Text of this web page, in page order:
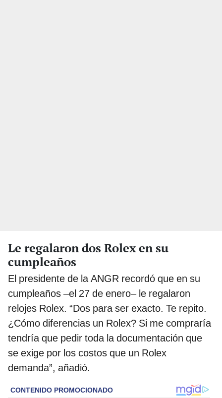
Le regalaron dos Rolex en su
cumpleaños
El presidente de la ANGR recordó que en su
cumpleaños –el 27 de enero– le regalaron
relojes Rolex. “Dos para ser exacto. Te repito.
¿Cómo diferencias un Rolex? Si me compraría
tendría que pedir toda la documentación que
se exige por los costos que un Rolex
demanda”, añadió.